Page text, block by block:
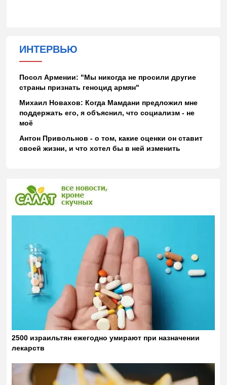
ИНТЕРВЬЮ
Посол Армении: "Мы никогда не просили другие
страны признать геноцид армян"
Михаил Новахов: Когда Мамдани предложил мне
поддержать его, я объяснил, что социализм - не
моё
Антон Привольнов - о том, какие оценки он ставит
своей жизни, и что хотел бы в ней изменить